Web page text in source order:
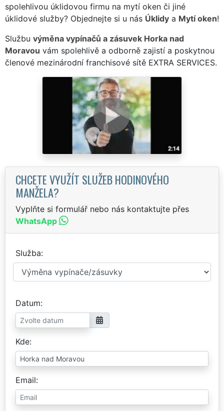
spolehlivou úklidovou firmu na mytí oken či jiné
úklidové služby? Objednejte si u nás Úklidy a Mytí oken!
Službu výměna vypínačů a zásuvek Horka nad
Moravou vám spolehlivě a odborně zajistí a poskytnou
členové mezinárodní franchisové sítě EXTRA SERVICES.
CHCETE VYUŽÍT SLUŽEB HODINOVÉHO
MANŽELA?
Vyplňte si formulář nebo nás kontaktujte přes
WhatsApp
Služba
Datum
Kde
Email